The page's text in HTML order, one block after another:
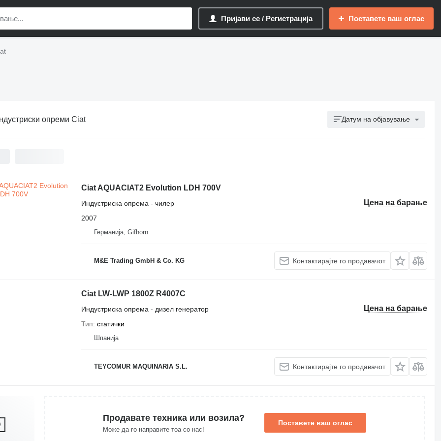
Пријави се / Регистрација Поставете ваш оглас
опреми Ciat Датум на објавување
Ciat AQUACIAT2 Evolution LDH 700V
Цена на барање
Индустриска опрема - чилер
2007
Германија, Gifhorn
M&E Trading GmbH & Co. KG Контактирајте го продавачот
Ciat LW-LWP 1800Z R4007C
Цена на барање
Индустриска опрема - дизел генератор
Тип статички
Шпанија
TEYCOMUR MAQUINARIA S.L. Контактирајте го продавачот
Продавате техника или возила?
Може да го направите тоа со нас!
Поставете ваш оглас